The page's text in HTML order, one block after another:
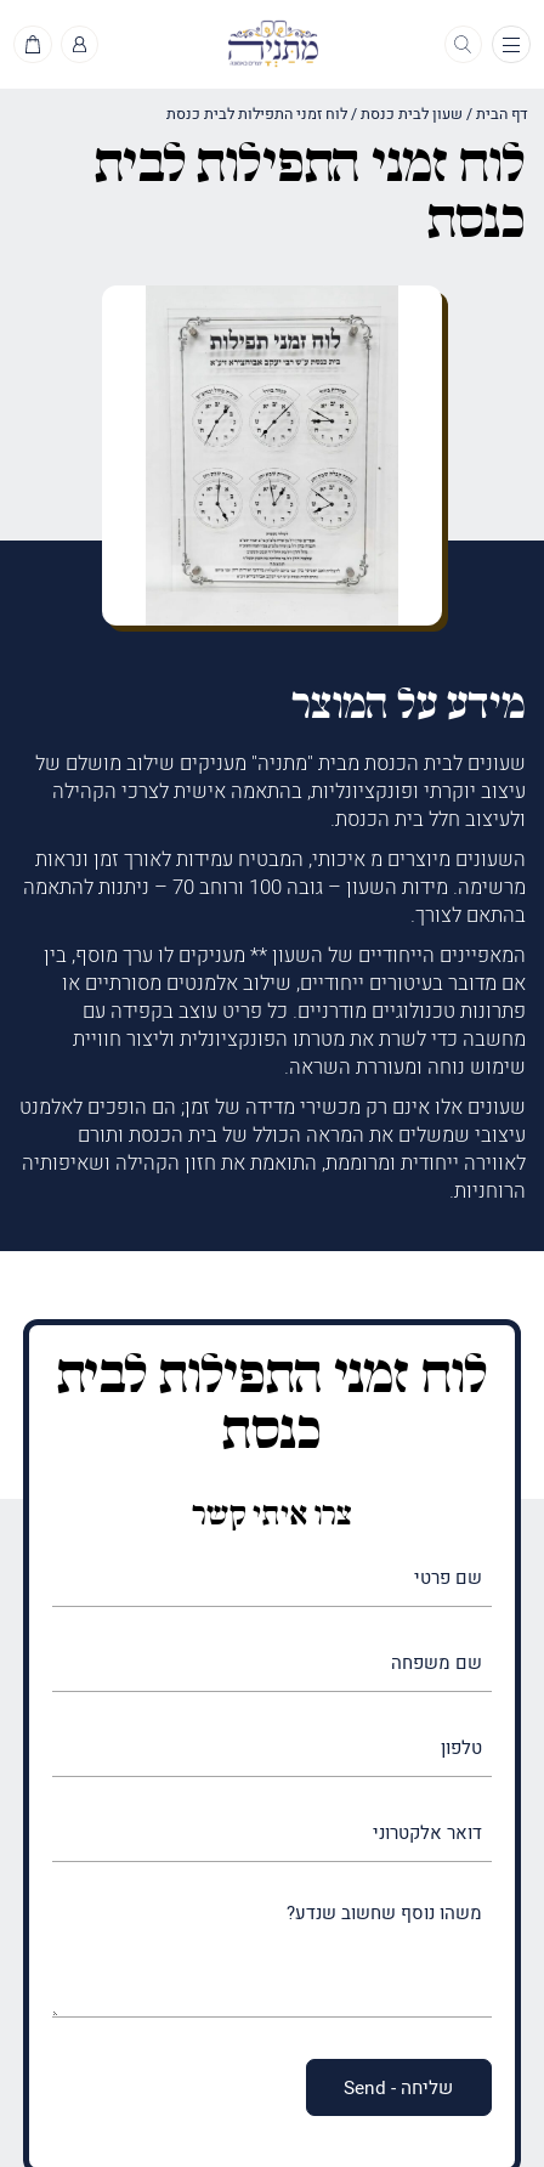
תפריט
דף הבית/ שעון לבית כנסת/לוח זמני התפילות לבית כנסת
לוח זמני התפילות לבית
כנסת
מידע על המוצר
שעונים לבית הכנסת מבית "מתניה" מעניקים שילוב מושלם של
עיצוב יוקרתי ופונקציונליות, בהתאמה אישית לצרכי הקהילה
ולעיצוב חלל בית הכנסת.
השעונים מיוצרים מ איכותי, המבטיח עמידות לאורך זמן ונראות
מרשימה. מידות השעון – גובה 100 ורוחב 70 – ניתנות להתאמה
בהתאם לצורך.
המאפיינים הייחודיים של השעון ** מעניקים לו ערך מוסף, בין
אם מדובר בעיטורים ייחודיים, שילוב אלמנטים מסורתיים או
פתרונות טכנולוגיים מודרניים. כל פריט עוצב בקפידה עם
מחשבה כדי לשרת את מטרתו הפונקציונלית וליצור חוויית
שימוש נוחה ומעוררת השראה.
שעונים אלו אינם רק מכשירי מדידה של זמן; הם הופכים לאלמנט
עיצובי שמשלים את המראה הכולל של בית הכנסת ותורם
לאווירה ייחודית ומרוממת, התואמת את חזון הקהילה ושאיפותיה
הרוחניות.
לוח זמני התפילות לבית
כנסת
צרו איתי קשר
(חובה)
(חובה)